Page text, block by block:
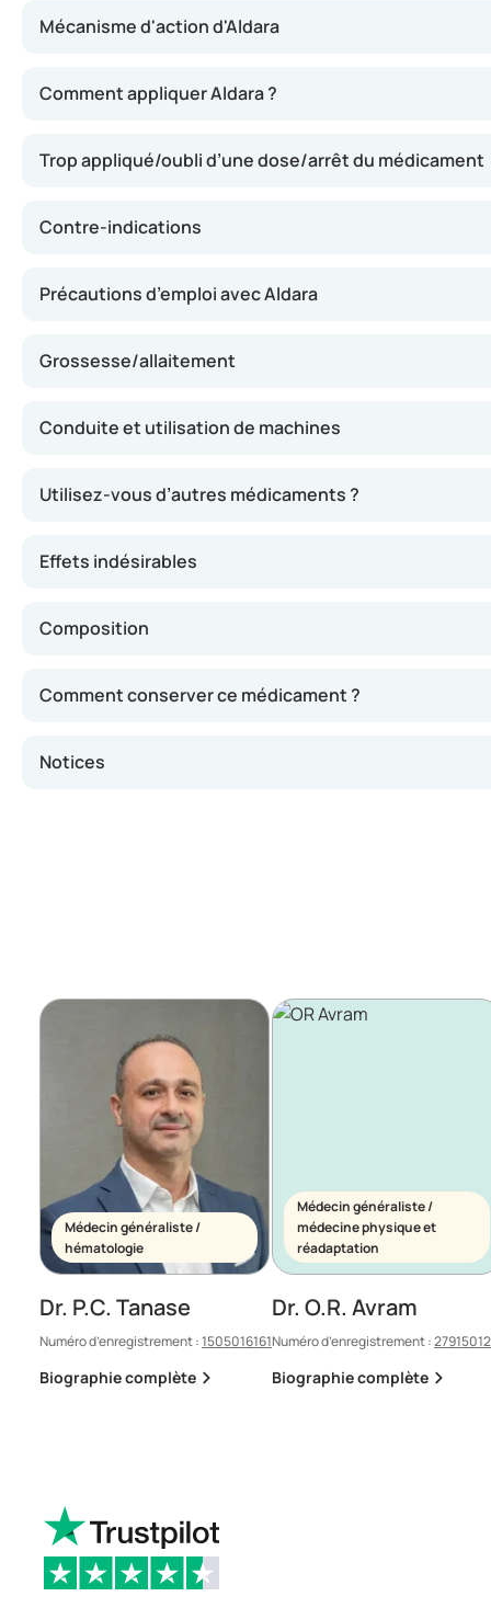
Mécanisme d'action d'Aldara
Comment appliquer Aldara ?
Trop appliqué/oubli d’une dose/arrêt du médicament
Contre-indications
Précautions d’emploi avec Aldara
Grossesse/allaitement
Conduite et utilisation de machines
Utilisez-vous d’autres médicaments ?
Effets indésirables
Composition
Comment conserver ce médicament ?
Notices
Médecin généraliste /
hématologie
Dr. P.C. Tanase
Numéro d’enregistrement :1505016161
Biographie complète
Médecin généraliste /
médecine physique et
réadaptation
Dr. O.R. Avram
Numéro d’enregistrement :
Biographie complète